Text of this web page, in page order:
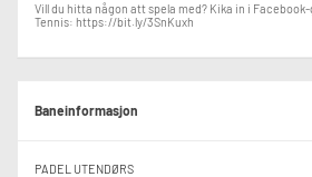
Vill du hitta någon att spela med? Kika in i
Tennis: https://bit.ly/3SnKuxh
Baneinformasjon
PADEL UTENDØRS